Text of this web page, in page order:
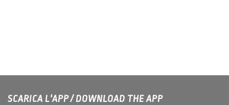
SCARICA L'APP / DOWNLOAD THE APP